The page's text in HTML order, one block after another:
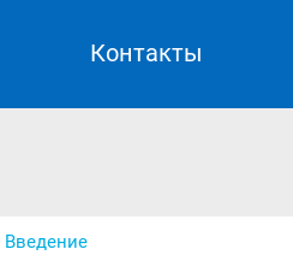
Контакты
Введение